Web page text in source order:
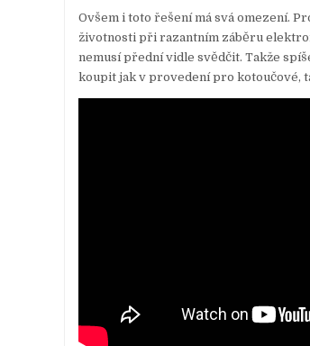
Ovšem i toto řešení má svá omezení.
životnosti při razantním záběru
nemusí přední vidle svědčit. Takže
koupit jak v provedení pro kotoučové,